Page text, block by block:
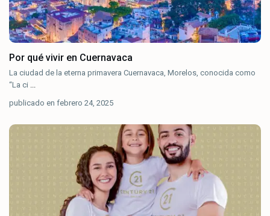
Por qué vivir en Cuernavaca
La ciudad de la eterna primavera Cuernavaca, Morelos, conocida como
“La ci ...
publicado en febrero 24, 2025